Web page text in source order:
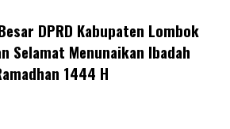
DPRD Kabupaten Lombok
Selamat Menunaikan Ibadah
1444 H